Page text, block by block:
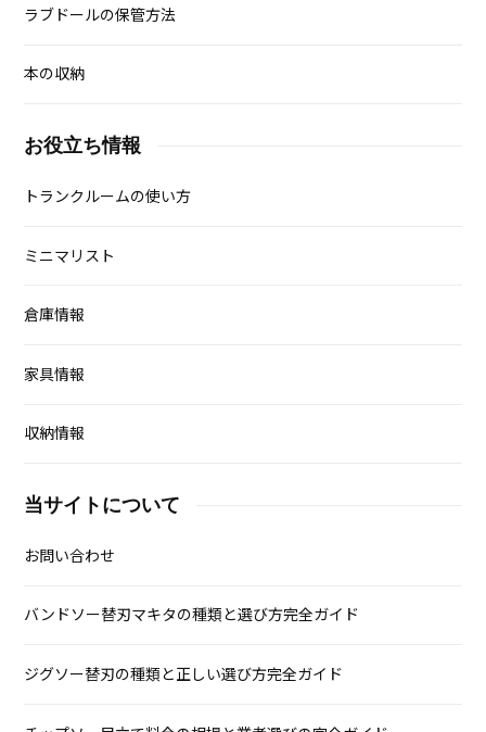
ラブドールの保管方法
本の収納
お役立ち情報
トランクルームの使い方
ミニマリスト
倉庫情報
家具情報
収納情報
当サイトについて
お問い合わせ
バンドソー替刃マキタの種類と選び方完全ガイド
ジグソー替刃の種類と正しい選び方完全ガイド